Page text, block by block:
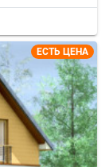
ЕСТЬ ЦЕНА